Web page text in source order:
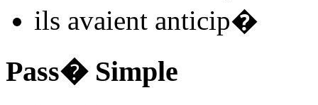
ils avaient anticip�
Pass� Simple